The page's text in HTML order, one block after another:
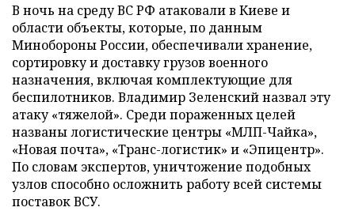
В ночь на среду ВС РФ атаковали в Киеве и
области объекты, которые, по данным
Минобороны России, обеспечивали хранение,
сортировку и доставку грузов военного
назначения, включая комплектующие для
беспилотников. Владимир Зеленский назвал эту
атаку «тяжелой». Среди пораженных целей
названы логистические центры «МЛП-Чайка»,
«Новая почта», «Транс-логистик» и «Эпицентр».
По словам экспертов, уничтожение подобных
узлов способно осложнить работу всей системы
поставок ВСУ.